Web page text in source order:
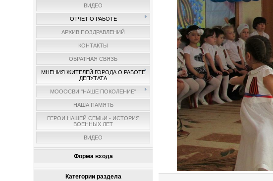
ВИДЕО
ОТЧЕТ О РАБОТЕ
АРХИВ ПОЗДРАВЛЕНИЙ
КОНТАКТЫ
ОБРАТНАЯ СВЯЗЬ
МНЕНИЯ ЖИТЕЛЕЙ ГОРОДА О РАБОТЕ
ДЕПУТАТА
МОООСВИ "НАШЕ ПОКОЛЕНИЕ"
НАША ПАМЯТЬ
ГЕРОИ НАШЕЙ СЕМЬИ - ИСТОРИЯ
ВОЕННЫХ ЛЕТ
ВИДЕО
Форма входа
Категории раздела